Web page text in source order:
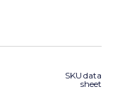
SKU data
sheet